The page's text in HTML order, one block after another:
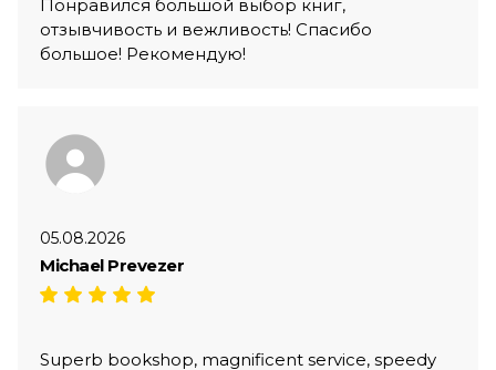
Понравился большой выбор книг,
отзывчивость и вежливость! Спасибо
большое! Рекомендую!
05.08.2026
Michael Prevezer
Superb bookshop, magnificent service, speedy